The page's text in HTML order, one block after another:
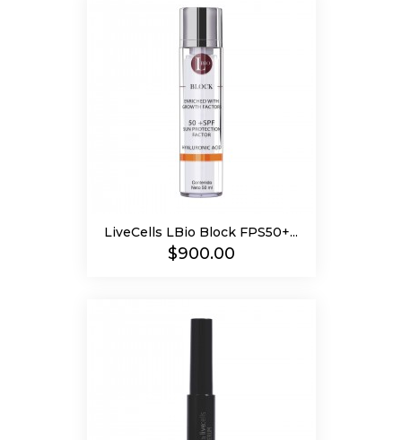
LiveCells LBio Block FPS50+...
Precio
$900.00